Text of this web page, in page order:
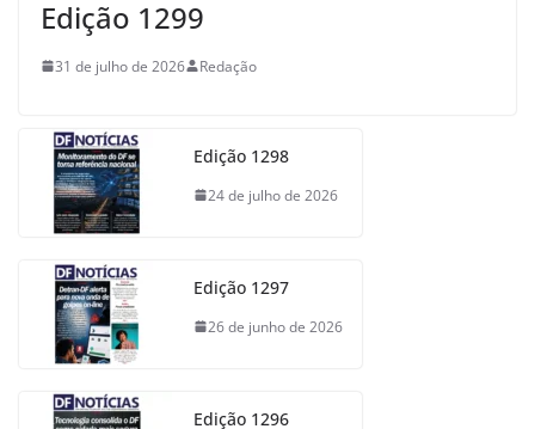
Edição 1299
31 de julho de 2026 Redação
Edição 1298
24 de julho de 2026
Edição 1297
26 de junho de 2026
Edição 1296